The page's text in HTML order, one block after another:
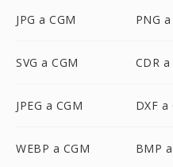
JPG a CGM PNG
SVG a CGM CDR a
JPEG a CGM DXF a
WEBP a CGM BMP